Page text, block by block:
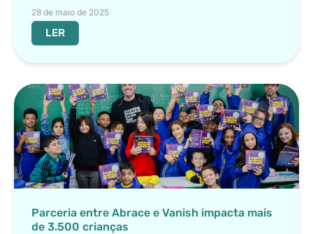
28 de maio de 2025
LER
Parceria entre Abrace e Vanish impacta mais
de 3.500 crianças